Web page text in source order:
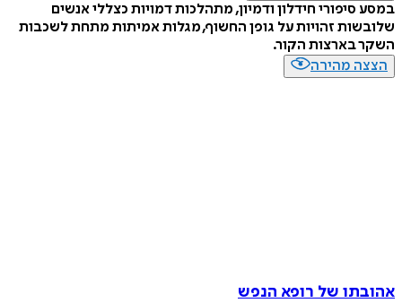
במסע סיפורי חידלון ודמיון, מתהלכות דמויות כצללי אנשים
שלובשות זהויות על גופן החשוף, מגלות אמיתות מתחת לשכבות
השקר בארצות הקור.
הצצה מהירה
אהובתו של רופא הנפש